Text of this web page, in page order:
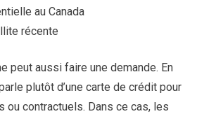
au Canada
récente
peut aussi faire une demande. En
plutôt d’une carte de crédit pour
ou contractuels. Dans ce cas, les